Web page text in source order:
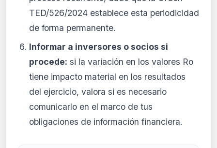
TED/526/2024 establece esta periodicidad
de forma permanente.
Informar a inversores o socios si
procede: si la variación en los valores Ro
tiene impacto material en los resultados
del ejercicio, valora si es necesario
comunicarlo en el marco de tus
obligaciones de información financiera.